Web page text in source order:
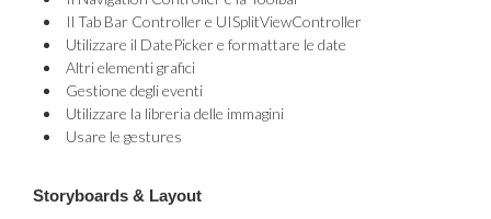
Il Tab Bar Controller e UISplitViewController
Utilizzare il DatePicker e formattare le date
Altri elementi grafici
Gestione degli eventi
Utilizzare la libreria delle immagini
Usare le gestures
Storyboards & Layout